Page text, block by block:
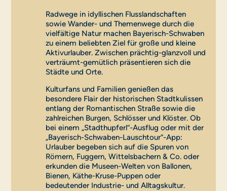
Radwege in idyllischen Flusslandschaften
sowie Wander- und Themenwege durch die
vielfältige Natur machen Bayerisch-Schwaben
zu einem beliebten Ziel für große und kleine
Aktivurlauber. Zwischen prächtig-glanzvoll und
verträumt-gemütlich präsentieren sich die
Städte und Orte.
Kulturfans und Familien genießen das
besondere Flair der historischen Stadtkulissen
entlang der Romantischen Straße sowie die
zahlreichen Burgen, Schlösser und Klöster. Ob
bei einem „Stadthupferl“-Ausflug oder mit der
„Bayerisch-Schwaben-Lauschtour“-App:
Urlauber begeben sich auf die Spuren von
Römern, Fuggern, Wittelsbachern & Co. oder
erkunden die Museen-Welten von Ballonen,
Bienen, Käthe-Kruse-Puppen oder
bedeutender Industrie- und Alltagskultur.